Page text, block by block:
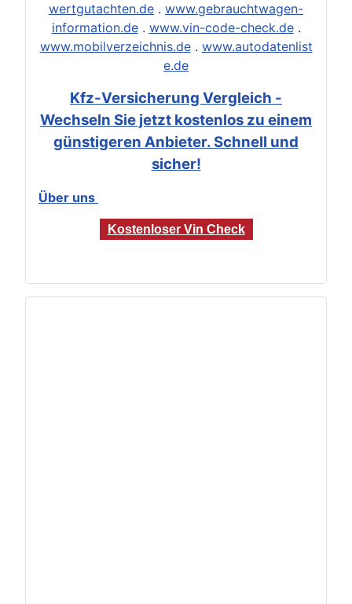
wertgutachten.de . www.gebrauchtwagen-
information.de. www.vin-code-check.de.
www.mobilverzeichnis.de. www.autodatenlist
e.de
Kfz-Versicherung Vergleich -
Wechseln Sie jetzt kostenlos zu einem
günstigeren Anbieter. Schnell und
sicher!
Über uns
Kostenloser Vin Check